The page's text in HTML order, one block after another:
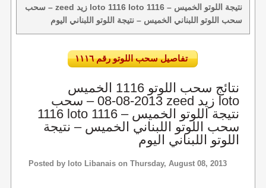
– سحب zeed زيد loto 1116 loto 1116 نتيجة اللوتو الخميس –
سحب اللوتو اللبناني الخميس – نتيجة اللوتو اللبناني اليوم
تفاصيل سحب اللوتو رقم ١١١٦
نتائج سحب اللوتو 1116 الخميس
2013-08-08 – سحب zeed زيد loto
1116 loto 1116 نتيجة اللوتو الخميس –
سحب اللوتو اللبناني الخميس – نتيجة
اللوتو اللبناني اليوم
Posted by loto Libanaison Thursday, August 08, 2013